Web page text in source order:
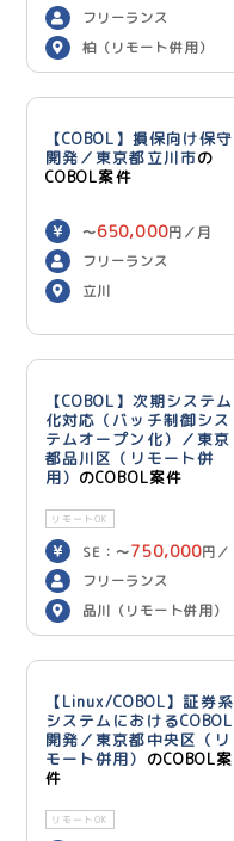
フリーランス
柏（リモート併用）
【COBOL】損保向け保守
開発／東京都立川市の
COBOL案件
〜650,000円／月
フリーランス
立川
【COBOL】次期システム
化対応（バッチ制御シス
テムオープン化）／東京
都品川区（リモート併
用） のCOBOL案件
リモートOK
SE：〜750,000円／
月 PG：〜700,000
／月
フリーランス
品川（リモート併用）
【Linux/COBOL】証券系
システムにおけるCOBOL
開発／東京都中央区（リ
モート併用） のCOBOL案
件
リモートOK